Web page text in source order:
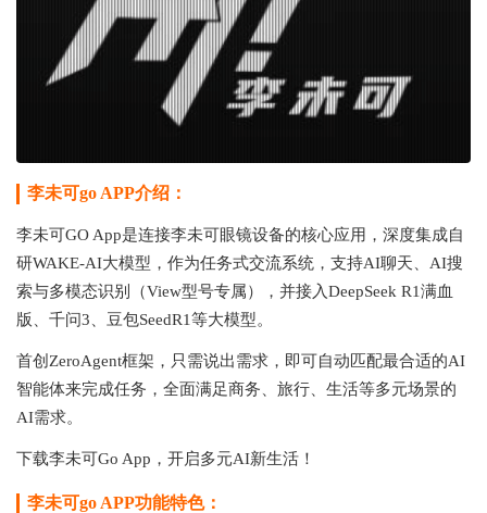
李未可go APP介绍：
李未可GO App是连接李未可眼镜设备的核心应用，深度集成自
研WAKE-AI大模型，作为任务式交流系统，支持AI聊天、AI搜
索与多模态识别（View型号专属），并接入DeepSeek R1满血
版、千问3、豆包SeedR1等大模型。
首创ZeroAgent框架，只需说出需求，即可自动匹配最合适的AI
智能体来完成任务，全面满足商务、旅行、生活等多元场景的
AI需求。
下载李未可Go App，开启多元AI新生活！
李未可go APP功能特色：